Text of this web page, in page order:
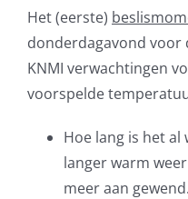
Het (eerste)
donderdagavond voor
KNMI verwachtingen
voorspelde
Hoe lang is het al
langer warm
meer aan gewend.